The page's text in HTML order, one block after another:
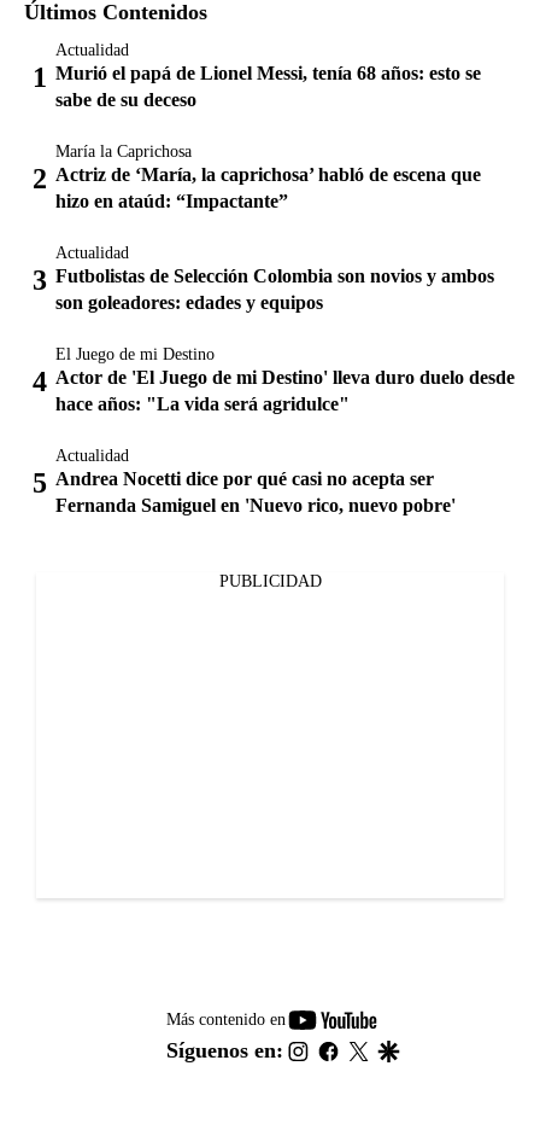
Últimos Contenidos
Actualidad
Murió el papá de Lionel Messi, tenía 68 años: esto se
sabe de su deceso
María la Caprichosa
Actriz de ‘María, la caprichosa’ habló de escena que
hizo en ataúd: “Impactante”
Actualidad
Futbolistas de Selección Colombia son novios y ambos
son goleadores: edades y equipos
El Juego de mi Destino
Actor de 'El Juego de mi Destino' lleva duro duelo desde
hace años: "La vida será agridulce"
Actualidad
Andrea Nocetti dice por qué casi no acepta ser
Fernanda Samiguel en 'Nuevo rico, nuevo pobre'
PUBLICIDAD
Más contenido en
youtube-
footer
Síguenos en: instagram
facebook
twitter